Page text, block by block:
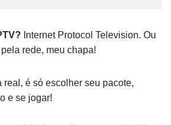
Internet Protocol Television. Ou
rede, meu chapa!
real, é só escolher seu pacote,
e se jogar!